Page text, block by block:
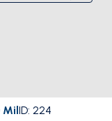
MilID: 224